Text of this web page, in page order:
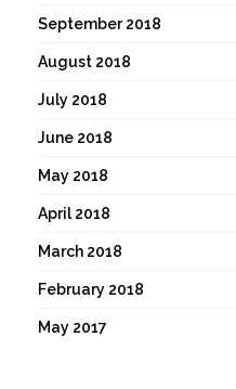
September 2018
August 2018
July 2018
June 2018
May 2018
April 2018
March 2018
February 2018
May 2017